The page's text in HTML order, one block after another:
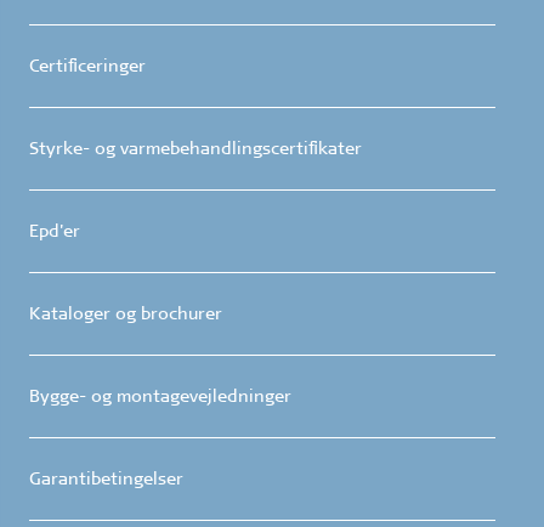
Certificeringer
Styrke- og varmebehandlingscertifikater
Epd'er
Kataloger og brochurer
Bygge- og montagevejledninger
Garantibetingelser